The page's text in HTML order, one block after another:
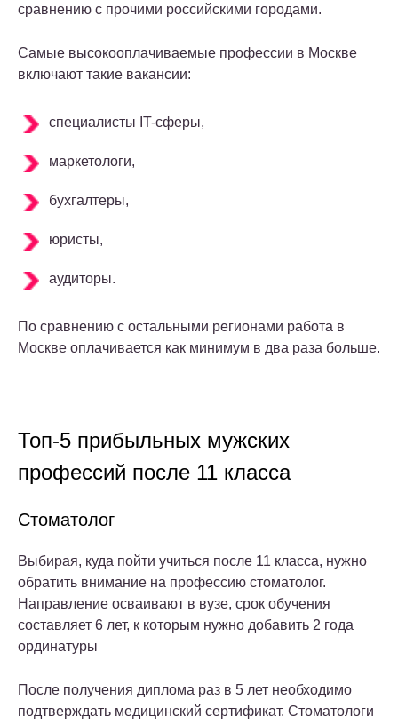
сравнению с прочими российскими городами.
Самые высокооплачиваемые профессии в Москве
включают такие вакансии:
специалисты IT-сферы,
маркетологи,
бухгалтеры,
юристы,
аудиторы.
По сравнению с остальными регионами работа в
Москве оплачивается как минимум в два раза больше.
Топ-5 прибыльных мужских
профессий после 11 класса
Стоматолог
Выбирая, куда пойти учиться после 11 класса, нужно
обратить внимание на профессию стоматолог.
Направление осваивают в вузе, срок обучения
составляет 6 лет, к которым нужно добавить 2 года
ординатуры
После получения диплома раз в 5 лет необходимо
подтверждать медицинский сертификат. Стоматологи